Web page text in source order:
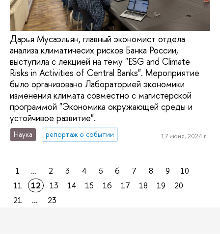
Дарья Мусаэльян, главный экономист отдела
анализа климатичесих рисков Банка России,
выступила с лекцией на тему "ESG and Climate
Risks in Activities of Central Banks". Мероприятие
было организовано Лабораторией экономики
изменения климата совместно с магистерской
программой "Экономика окружающей среды и
устойчивое развитие".
Наука репортаж о событии 17 июня, 2024 г.
1 ... 2 3 4 5 6 7 8 9
10
11
12 13 14 15 16 17 18 19
20
21
... 23